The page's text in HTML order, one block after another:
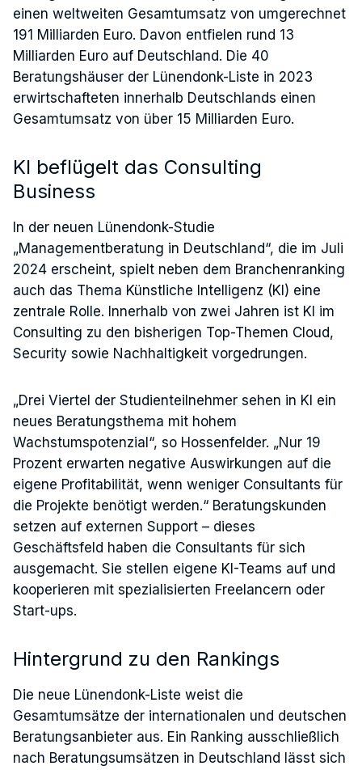
einen weltweiten Gesamtumsatz von umgerechnet
191 Milliarden Euro. Davon entfielen rund 13
Milliarden Euro auf Deutschland. Die 40
Beratungshäuser der Lünendonk-Liste in 2023
erwirtschafteten innerhalb Deutschlands einen
Gesamtumsatz von über 15 Milliarden Euro.
KI beflügelt das Consulting
Business
In der neuen Lünendonk-Studie
„Managementberatung in Deutschland“, die im Juli
2024 erscheint, spielt neben dem Branchenranking
auch das Thema Künstliche Intelligenz (KI) eine
zentrale Rolle. Innerhalb von zwei Jahren ist KI im
Consulting zu den bisherigen Top-Themen Cloud,
Security sowie Nachhaltigkeit vorgedrungen.
„Drei Viertel der Studienteilnehmer sehen in KI ein
neues Beratungsthema mit hohem
Wachstumspotenzial“, so Hossenfelder. „Nur 19
Prozent erwarten negative Auswirkungen auf die
eigene Profitabilität, wenn weniger Consultants für
die Projekte benötigt werden.“ Beratungskunden
setzen auf externen Support – dieses
Geschäftsfeld haben die Consultants für sich
ausgemacht. Sie stellen eigene KI-Teams auf und
kooperieren mit spezialisierten Freelancern oder
Start-ups.
Hintergrund zu den Rankings
Die neue Lünendonk-Liste weist die
Gesamtumsätze der internationalen und deutschen
Beratungsanbieter aus. Ein Ranking ausschließlich
nach Beratungsumsätzen in Deutschland lässt sich